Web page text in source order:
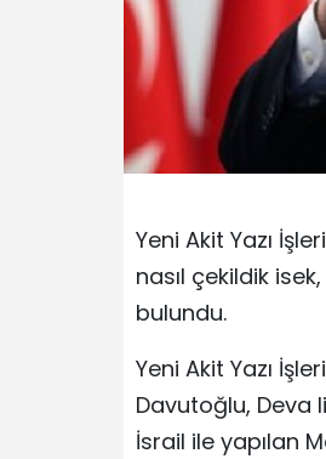
Yeni Akit Yazı
nasıl çekildik
bulundu.
Yeni Akit Yazı
Davutoğlu, Deva
İsrail ile yapılan